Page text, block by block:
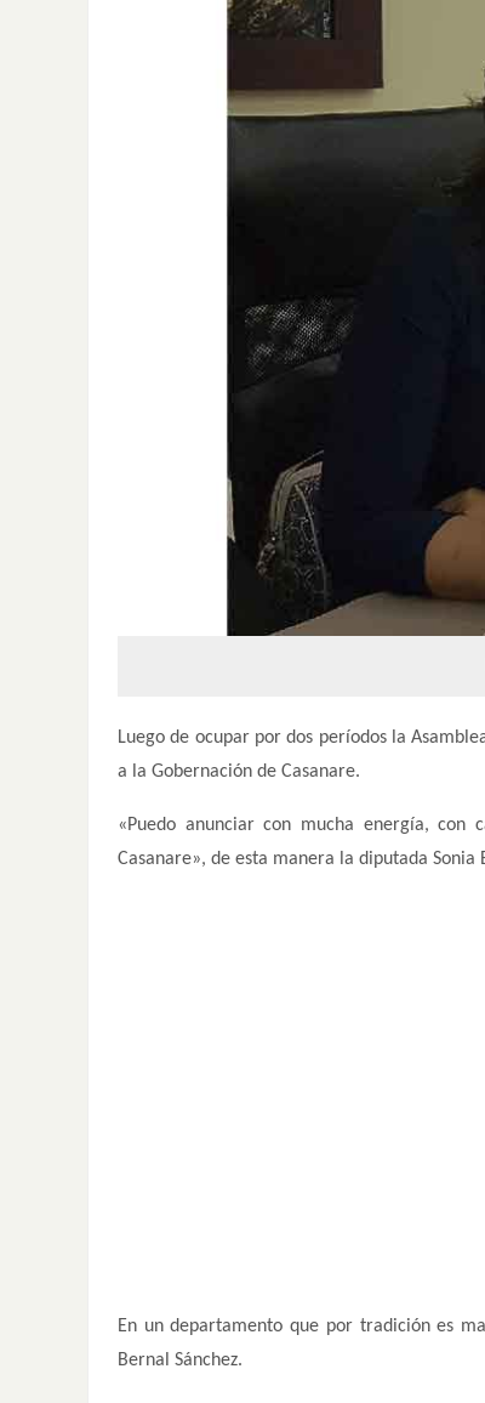
Luego de ocupar por dos períodos la
a la Gobernación de Casanare.
«Puedo anunciar con mucha energía, con
Casanare», de esta manera la diputada
En un departamento que por tradición es
Bernal Sánchez.